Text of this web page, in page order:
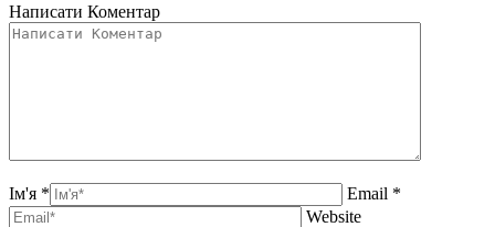
Написати Коментар
Ім'я *
Email *
Website